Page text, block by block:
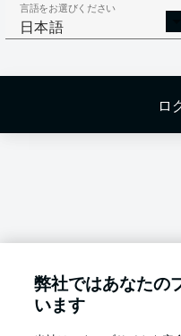
言語をお選びください
日本語
ロ
弊社ではあなたの
います